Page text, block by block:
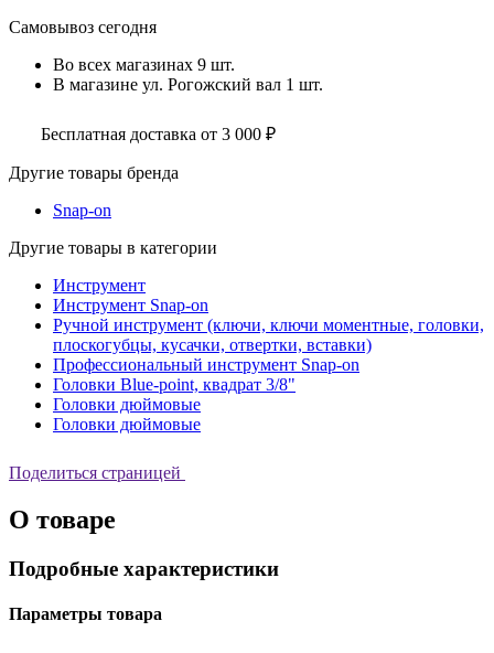
Самовывоз сегодня
Во всех магазинах 9 шт.
В магазине ул. Рогожский вал 1 шт.
Бесплатная доставка от 3 000 ₽
Другие товары бренда
Snap-on
Другие товары в категории
Инструмент
Инструмент Snap-on
Ручной инструмент (ключи, ключи моментные, головки,
плоскогубцы, кусачки, отвертки, вставки)
Профессиональный инструмент Snap-on
Головки Blue-point, квадрат 3/8"
Головки дюймовые
Головки дюймовые
Поделиться страницей
О товаре
Подробные характеристики
Параметры товара